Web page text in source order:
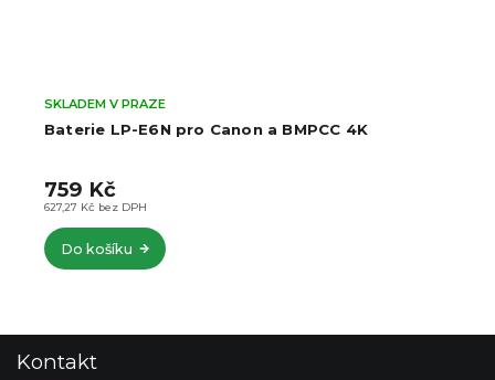
Baterie LP-E6N pro Canon a BMPCC 4K
SKLADEM V PRAZE
627,27 Kč bez DPH
759 Kč
Do košíku
Kontakt